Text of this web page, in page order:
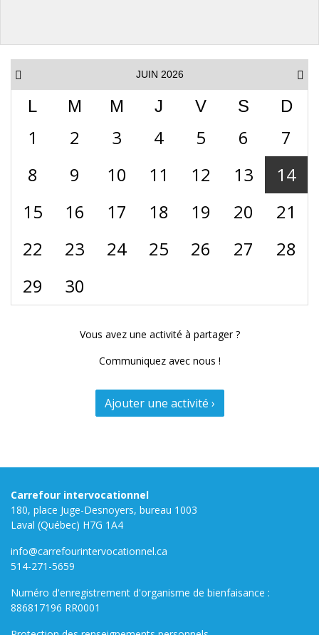
JUIN 2026
L M M J V S D
1 2 3 4 5 6
7
8
9 10 11 12 13
14
15
16 17 18 19 20
21
22
23 24 25 26 27
28
29
30
Vous avez une activité à partager ?
Communiquez avec nous !
Ajouter une activité ›
Carrefour intervocationnel
180, place Juge-Desnoyers, bureau 1003
Laval (Québec) H7G 1A4
info@carrefourintervocationnel.ca
514-271-5659
Numéro d'enregistrement d'organisme de bienfaisance :
886817196 RR0001